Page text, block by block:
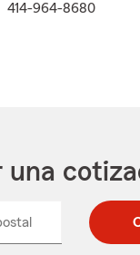
414-964-8680
una